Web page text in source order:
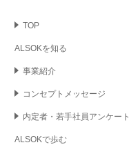
TOP
ALSOKを知る
事業紹介
コンセプト メッセージ
内定者・若手社員アンケート
ALSOKで歩む